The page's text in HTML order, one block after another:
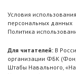
Условия
персональных данных
Политика
Для читателей: В
организации ФБК
Штабы Навального,